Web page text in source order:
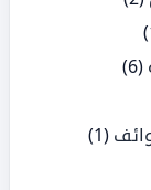
(6)
(1)